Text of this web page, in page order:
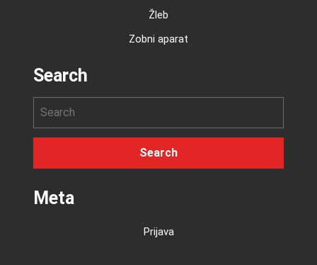
Žleb
Zobni aparat
Search
Meta
Prijava